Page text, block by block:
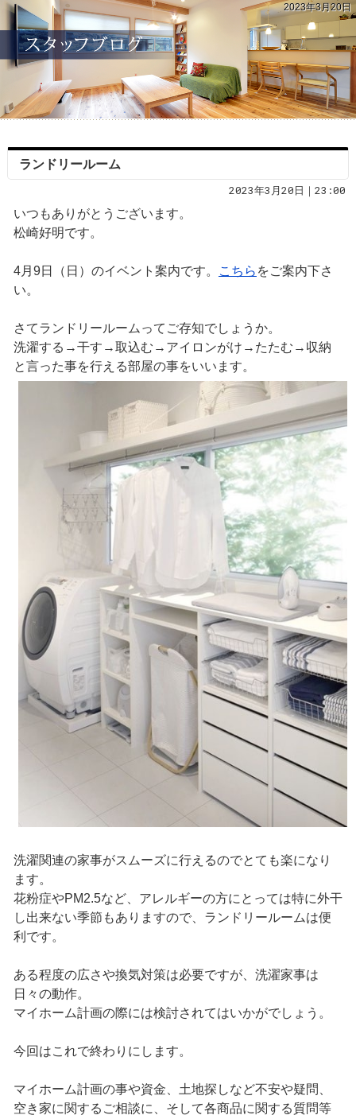
2023年3月20日
ランドリールーム
2023年3月20日｜23:00
いつもありがとうございます。
松崎好明です。
4月9日（日）のイベント案内です。 こちら をご案内下さ
い。
さてランドリールームってご存知でしょうか。
洗濯する→干す→取込む→アイロンがけ→たたむ→収納
と言った事を行える部屋の事をいいます。
洗濯関連の家事がスムーズに行えるのでとても楽になり
ます。
花粉症やPM2.5など、アレルギーの方にとっては特に外干
し出来ない季節もありますので、ランドリールームは便
利です。
ある程度の広さや換気対策は必要ですが、洗濯家事は
日々の動作。
マイホーム計画の際には検討されてはいかがでしょう。
今回はこれで終わりにします。
マイホーム計画の事や資金、土地探しなど不安や疑問、
空き家に関するご相談に、そして各商品に関する質問等